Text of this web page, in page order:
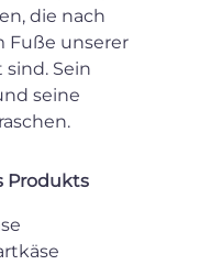
die nach
Fuße unserer
Sein
seine
Produkts